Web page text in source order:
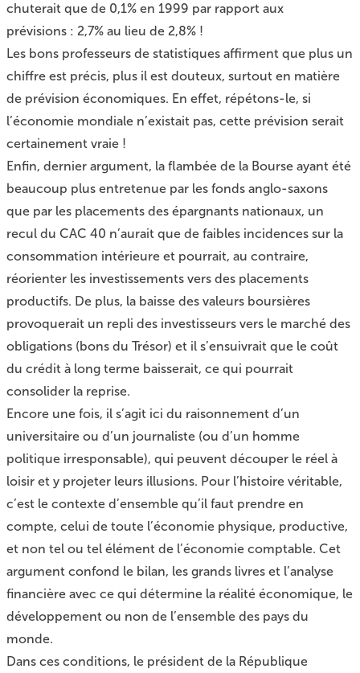
chuterait que de 0,1% en 1999 par rapport aux
prévisions : 2,7% au lieu de 2,8% !
Les bons professeurs de statistiques affirment que plus un
chiffre est précis, plus il est douteux, surtout en matière
de prévision économiques. En effet, répétons-le, si
l’économie mondiale n’existait pas, cette prévision serait
certainement vraie !
Enfin, dernier argument, la flambée de la Bourse ayant été
beaucoup plus entretenue par les fonds anglo-saxons
que par les placements des épargnants nationaux, un
recul du CAC 40 n’aurait que de faibles incidences sur la
consommation intérieure et pourrait, au contraire,
réorienter les investissements vers des placements
productifs. De plus, la baisse des valeurs boursières
provoquerait un repli des investisseurs vers le marché des
obligations (bons du Trésor) et il s’ensuivrait que le coût
du crédit à long terme baisserait, ce qui pourrait
consolider la reprise.
Encore une fois, il s’agit ici du raisonnement d’un
universitaire ou d’un journaliste (ou d’un homme
politique irresponsable), qui peuvent découper le réel à
loisir et y projeter leurs illusions. Pour l’histoire véritable,
c’est le contexte d’ensemble qu’il faut prendre en
compte, celui de toute l’économie physique, productive,
et non tel ou tel élément de l’économie comptable. Cet
argument confond le bilan, les grands livres et l’analyse
financière avec ce qui détermine la réalité économique, le
développement ou non de l’ensemble des pays du
monde.
Dans ces conditions, le président de la République